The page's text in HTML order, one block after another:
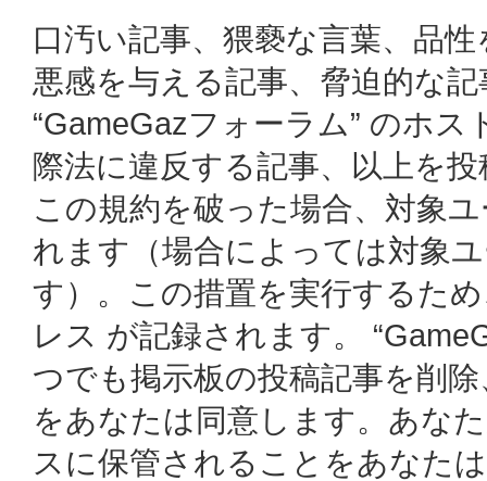
口汚い記事、猥褻な言葉、品
悪感を与える記事、脅迫的な
“GameGazフォーラム” のホ
際法に違反する記事、以上を
この規約を破った場合、対象
れます（場合によっては対象
す）。この措置を実行するた
レス が記録されます。
つでも掲示板の投稿記事を削
をあなたは同意します。あな
スに保管されることをあなた